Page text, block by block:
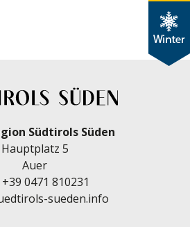
Südtirols Süden
Hauptplatz 5
Auer
+39 0471 810231
sueden.info